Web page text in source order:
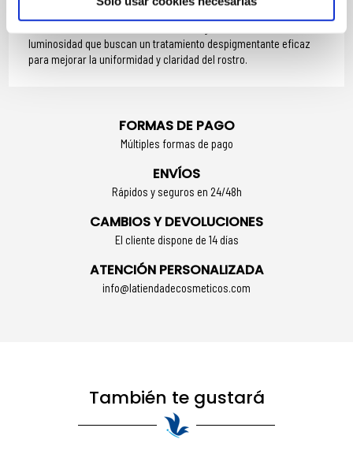
SERUM DESPIGMENTANTE IDEAL PARA
luminosidad que buscan un tratamiento despigmentante eficaz
para mejorar la uniformidad y claridad del rostro.
FORMAS DE PAGO
Múltiples formas de pago
ENVÍOS
Rápidos y seguros en 24/48h
CAMBIOS Y DEVOLUCIONES
El cliente dispone de 14 días
ATENCIÓN PERSONALIZADA
info@latiendadecosmeticos.com
También te gustará